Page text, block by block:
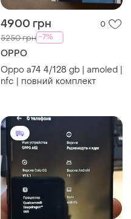
4900 грн 0
5250 грн -7%
OPPO
Oppo a74 4/128 gb | amoled |
nfc | повний комплект